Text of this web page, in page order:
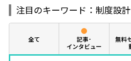
注目のキーワード：制度設
全て
記事･
インタビュー
無料